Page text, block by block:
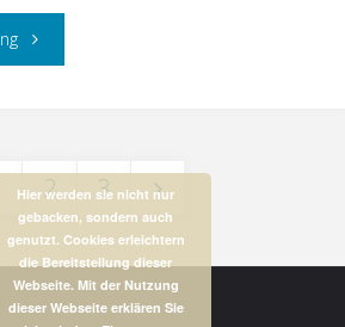
"Gewürze
nicht"
Beitrags-
2 3
Hier werden sie nicht nur
gebacken, sondern auch
genutzt. Cookies erleichtern
die Bereitstellung dieser
Webseite. Mit der Nutzung
dieser Webseite erklären Sie